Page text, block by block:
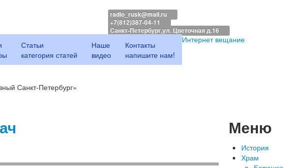
radio_rusk@mail.ru
+7(812)387-04-11
Санкт-Петербург,ул. Цветочная д.16
Статьи
категория статей
Наше
видео
Контакты
напишите нам!
Интернет вещание
Санкт-Петербург»
Меню
История
Храм